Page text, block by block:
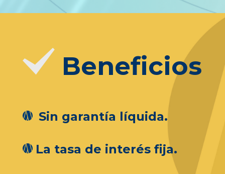
Beneficios
Sin garantía líquida.
La tasa de interés fija.